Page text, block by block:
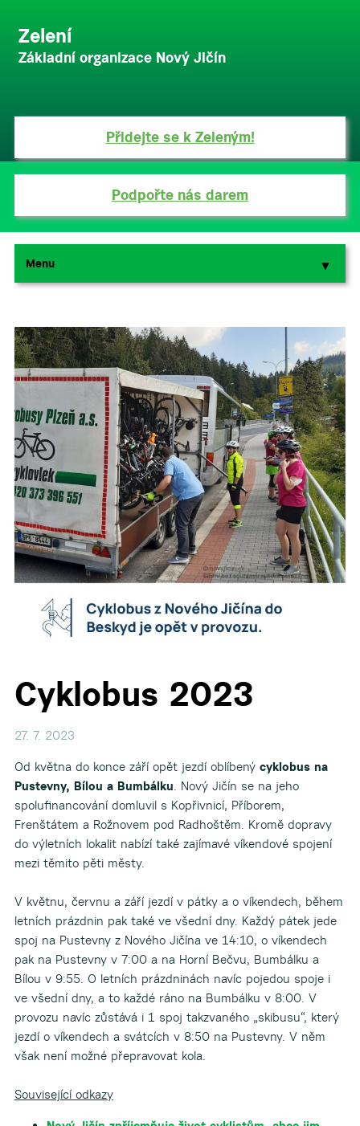
Zelení
Základní organizace Nový Jičín
Přidejte se k Zeleným!
Podpořte nás darem
Menu ▼
▼
▼
▼
▼
▼
▼
Cyklobus 2023
27. 7. 2023
Od května do konce září opět jezdí oblíbený cyklobus na
Pustevny, Bílou a Bumbálku. Nový Jičín se na jeho
spolufinancování domluvil s Kopřivnicí, Příborem,
Frenštátem a Rožnovem pod Radhoštěm. Kromě dopravy
do výletních lokalit nabízí také zajímavé víkendové spojení
mezi těmito pěti městy.
V květnu, červnu a září jezdí v pátky a o víkendech, během
letních prázdnin pak také ve všední dny. Každý pátek jede
spoj na Pustevny z Nového Jičína ve 14:10, o víkendech
pak na Pustevny v 7:00 a na Horní Bečvu, Bumbálku a
Bílou v 9:55. O letních prázdninách navíc pojedou spoje i
ve všední dny, a to každé ráno na Bumbálku v 8:00. V
provozu navíc zůstává i 1 spoj takzvaného „skibusu“, který
jezdí o víkendech a svátcích v 8:50 na Pustevny. V něm
však není možné přepravovat kola.
Související odkazy